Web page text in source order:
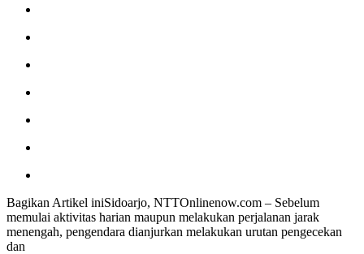
Bagikan Artikel iniSidoarjo, NTTOnlinenow.com – Sebelum
memulai aktivitas harian maupun melakukan perjalanan jarak
menengah, pengendara dianjurkan melakukan urutan pengecekan
dan